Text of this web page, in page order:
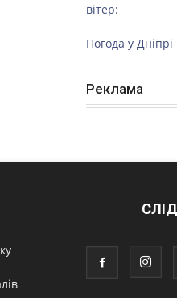
вітер:
Погода у Дніпрі
Реклама